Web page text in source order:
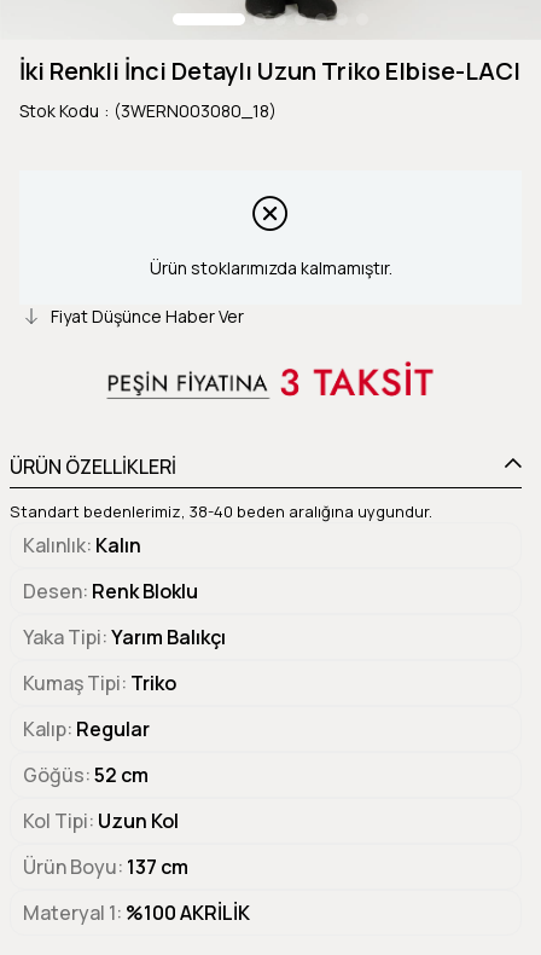
İki Renkli İnci Detaylı Uzun Triko Elbise-LACI
Stok Kodu (3WERN003080_18)
Ürün stoklarımızda kalmamıştır.
Fiyat Düşünce Haber Ver
ÜRÜN ÖZELLİKLERİ
Standart bedenlerimiz, 38-40 beden aralığına uygundur.
Kalınlık Kalın
Desen Renk Bloklu
Yaka Tipi Yarım Balıkçı
Kumaş Tipi Triko
Kalıp Regular
Göğüs 52 cm
Kol Tipi Uzun Kol
Ürün Boyu 137 cm
Materyal 1 %100 AKRİLİK